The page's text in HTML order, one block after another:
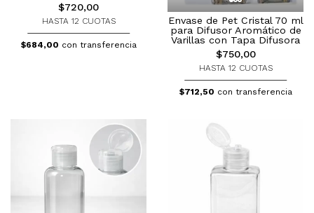
$720,00
HASTA 12 CUOTAS
$684,00 con transferencia
Envase de Pet Cristal 70 ml
para Difusor Aromático de
Varillas con Tapa Difusora
$750,00
HASTA 12 CUOTAS
$712,50 con transferencia